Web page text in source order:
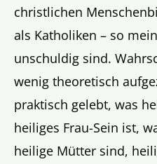
christlichen
als Katholiken – so
unschuldig sind.
wenig theoretisch
praktisch gelebt, was
heiliges Frau-Sein ist,
heilige Mütter sind,